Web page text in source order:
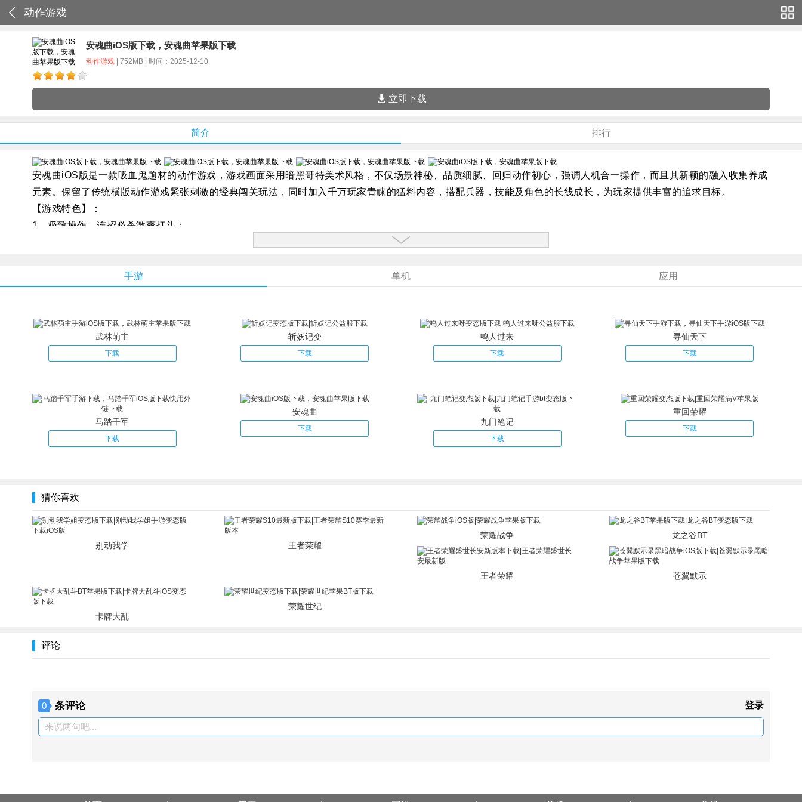
动作游戏
安魂曲iOS版下载，安魂曲苹果版下载
动作游戏| 752MB | 时间：2025-12-10
立即下载
简介 排行
安魂曲iOS版是一款吸血鬼题材的动作游戏，游戏画面采用暗黑哥特美术风格，不仅场景神秘、品质细腻、回归动作初心，强调人机合一操作，而且其新颖的融入收集养成
元素。保留了传统横版动作游戏紧张刺激的经典闯关玩法，同时加入千万玩家青睐的猛料内容，搭配兵器，技能及角色的长线成长，为玩家提供丰富的追求目标。
【游戏特色】：
1、极致操作，连招必杀激爽打斗；
4、丰富关卡，古墓洞穴巨型Boss。
手游 单机 应用
武林萌主
下载
斩妖记变
下载
鸣人过来
下载
寻仙天下
下载
马踏千军
下载
安魂曲
下载
九门笔记
下载
重回荣耀
下载
猜你喜欢
别动我学 王者荣耀
荣耀战争 龙之谷BT
王者荣耀 苍翼默示
卡牌大乱
荣耀世纪
评论
0 条评论 登录
来说两句吧...